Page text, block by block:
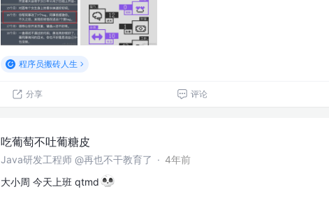
程序员搬砖人生
分享 评论
吃葡萄不吐葡糖皮
Java研发工程师 @再也不干教育了 · 4年前
大小周 今天上班 qtmd